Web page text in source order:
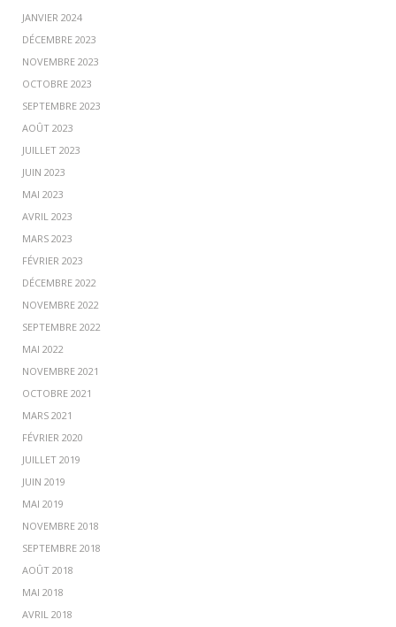
JANVIER 2024
DÉCEMBRE 2023
NOVEMBRE 2023
OCTOBRE 2023
SEPTEMBRE 2023
AOÛT 2023
JUILLET 2023
JUIN 2023
MAI 2023
AVRIL 2023
MARS 2023
FÉVRIER 2023
DÉCEMBRE 2022
NOVEMBRE 2022
SEPTEMBRE 2022
MAI 2022
NOVEMBRE 2021
OCTOBRE 2021
MARS 2021
FÉVRIER 2020
JUILLET 2019
JUIN 2019
MAI 2019
NOVEMBRE 2018
SEPTEMBRE 2018
AOÛT 2018
MAI 2018
AVRIL 2018